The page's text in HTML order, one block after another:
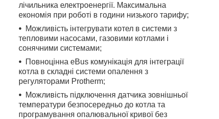
лічильника електроенергії. Максимальна
економія при роботі в години низького тарифу;
Можливість інтегрувати котел в системи з
тепловими насосами, газовими котлами і
сонячними системами;
Повноцінна eBus комунікація для інтеграції
котла в складні системи опалення з
регуляторами Protherm;
Можливість підключення датчика зовнішньої
температури безпосередньо до котла та
програмування опалювальної кривої без